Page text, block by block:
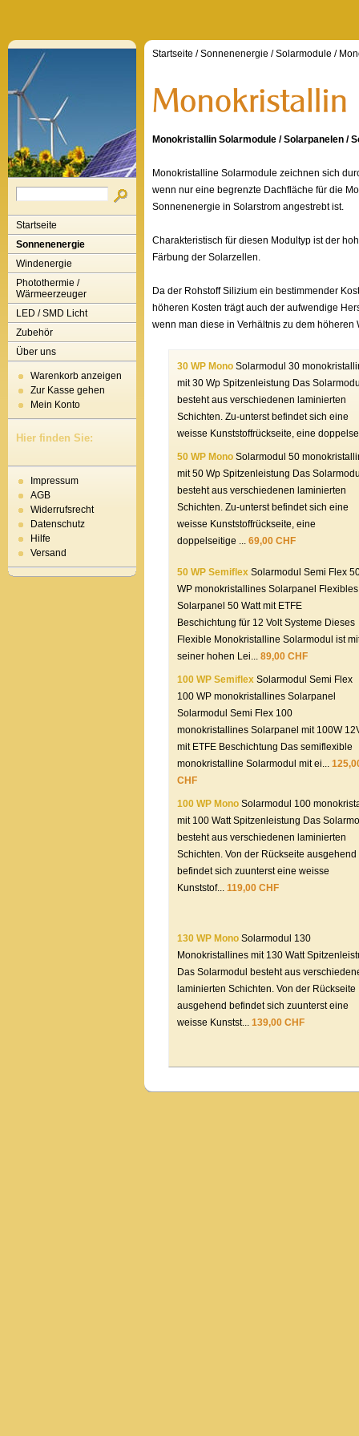
Startseite
Sonnenenergie
Windenergie
Photothermie /
Wärmeerzeuger
LED / SMD Licht
Zubehör
Über uns
Warenkorb anzeigen
Zur Kasse gehen
Mein Konto
Hier finden Sie:
Impressum
AGB
Widerrufsrecht
Datenschutz
Hilfe
Versand
Startseite /Sonnenenergie /Solarmodule /
Monokristallin Solarmodule / Solarpanelen /
Monokristalline Solarmodule zeichnen sich
wenn nur eine begrenzte Dachfläche für die
Sonnenenergie in Solarstrom angestrebt ist.
Charakteristisch für diesen Modultyp ist der
Färbung der Solarzellen.
Da der Rohstoff Silizium ein bestimmender
höheren Kosten trägt auch der aufwendige
wenn man diese in Verhältnis zu dem
30 WP Mono Solarmodul 30
mit 30 Wp Spitzenleistung Das
besteht aus verschiedenen laminierten
Schichten. Zu-unterst befindet sich eine
weisse Kunststoffrückseite, eine
50 WP Mono Solarmodul 50
mit 50 Wp Spitzenleistung Das
besteht aus verschiedenen laminierten
Schichten. Zu-unterst befindet sich eine
weisse Kunststoffrückseite, eine
doppelseitige ... 69,00 CHF
50 WP Semiflex Solarmodul Semi Flex
WP monokristallines Solarpanel Flexibles
Solarpanel 50 Watt mit ETFE
Beschichtung für 12 Volt Systeme Dieses
Flexible Monokristalline Solarmodul ist
seiner hohen Lei... 89,00 CHF
100 WP Semiflex Solarmodul Semi Flex
100 WP monokristallines Solarpanel
Solarmodul Semi Flex 100
monokristallines Solarpanel mit 100W
mit ETFE Beschichtung Das semiflexible
monokristalline Solarmodul mit ei...
CHF
100 WP Mono Solarmodul 100
mit 100 Watt Spitzenleistung Das
besteht aus verschiedenen laminierten
Schichten. Von der Rückseite ausgehend
befindet sich zuunterst eine weisse
Kunststof... 119,00 CHF
130 WP Mono Solarmodul 130
Monokristallines mit 130 Watt
Das Solarmodul besteht aus
laminierten Schichten. Von der Rückseite
ausgehend befindet sich zuunterst eine
weisse Kunstst... 139,00 CHF